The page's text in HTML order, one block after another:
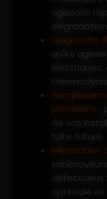
agissons
dégradation.
Diagnostic
qu'il
électriques,
Remplacement des joints de
plomberie
de vos
fuite future.
défectueux
optimale et